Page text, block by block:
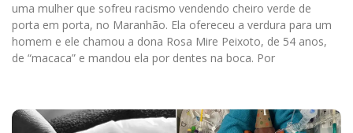
uma mulher que sofreu racismo vendendo cheiro verde de
porta em porta, no Maranhão. Ela ofereceu a verdura para um
homem e ele chamou a dona Rosa Mire Peixoto, de 54 anos,
de “macaca” e mandou ela por dentes na boca. Por